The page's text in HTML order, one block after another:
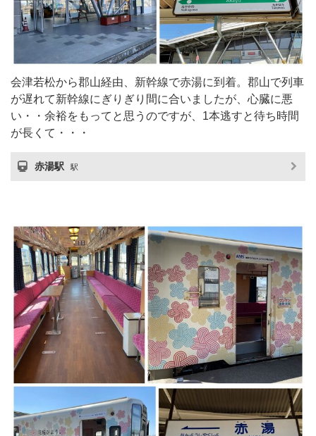
会津若松から郡山経由、新幹線で赤湯に到着。郡山で列車
が遅れて新幹線にぎりぎり間に合いましたが、心臓に悪
い・・余裕をもってと思うのですが、1本逃すと待ち時間
が長くて・・・
赤湯駅 駅